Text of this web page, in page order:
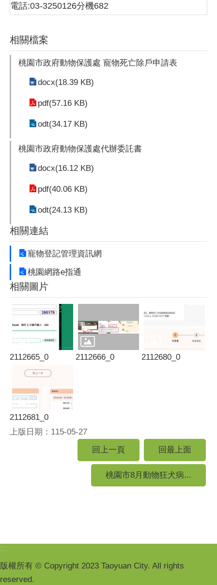
電話:03-3250126分機682
相關檔案
桃園市政府動物保護處 寵物死亡除戶申請表
docx(18.39 KB)
pdf(57.16 KB)
odt(34.17 KB)
桃園市政府動物保護處代辦委託書
docx(16.12 KB)
pdf(40.06 KB)
odt(24.13 KB)
相關連結
寵物登記管理資訊網
桃園網路e指通
相關圖片
2112665_0 2112666_0 2112680_0
2112681_0
上版日期：115-05-27
回上一頁
回最上面
桃園市8月動物狂犬病...
:::
版權所有 © Copyright 2023 Taoyuan City. All rights
reserved.